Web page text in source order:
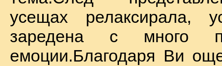
усещах релаксирала,
заредена с много
емоции.Благодаря Ви